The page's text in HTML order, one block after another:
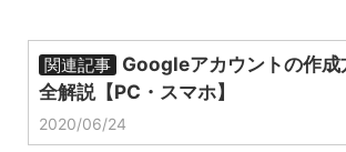
関連記事
Googleアカウントの作成
全解説【PC・スマホ】
2020/06/24